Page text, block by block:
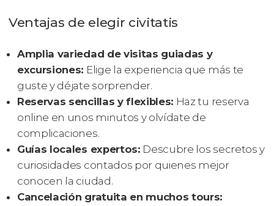
Ventajas de elegir civitatis
Amplia variedad de visitas guiadas y
excursiones: Elige la experiencia que más te
guste y déjate sorprender.
Reservas sencillas y flexibles: Haz tu reserva
online en unos minutos y olvídate de
complicaciones.
Guías locales expertos: Descubre los secretos y
curiosidades contados por quienes mejor
conocen la ciudad.
Cancelación gratuita en muchos tours: